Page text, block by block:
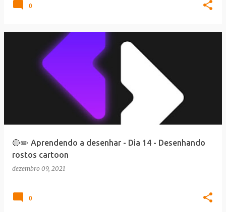
0
🔴✏️ Aprendendo a desenhar - Dia 14 - Desenhando
rostos cartoon
dezembro 09, 2021
0